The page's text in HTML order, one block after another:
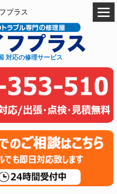
プラス
対応の修理サービス